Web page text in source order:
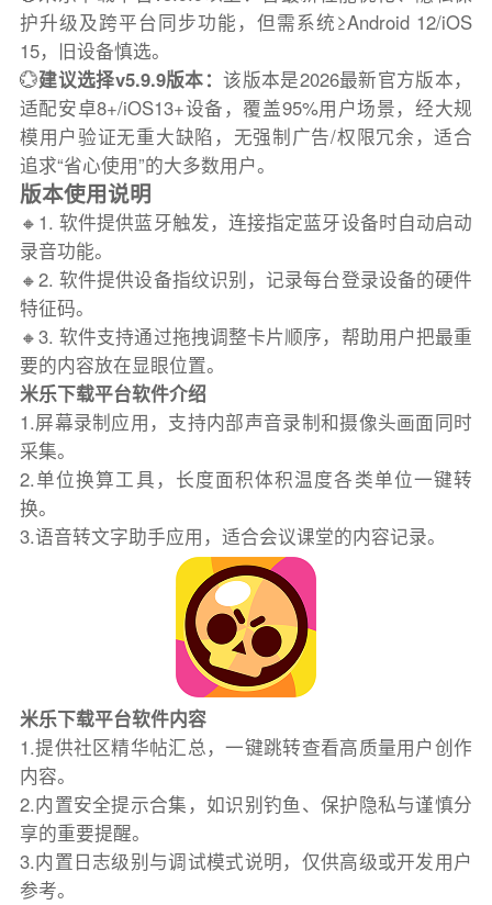
护升级及跨平台同步功能，但需系统≥Android 12/iOS
15，旧设备慎选。
💮建议选择v5.9.9版本：该版本是2026最新官方版本，
适配安卓8+/iOS13+设备，覆盖95%用户场景，经大规
模用户验证无重大缺陷，无强制广告/权限冗余，适合
追求“省心使用”的大多数用户。
版本使用说明
🔸1. 软件提供蓝牙触发，连接指定蓝牙设备时自动启动
录音功能。
🔸2. 软件提供设备指纹识别，记录每台登录设备的硬件
特征码。
🔸3. 软件支持通过拖拽调整卡片顺序，帮助用户把最重
要的内容放在显眼位置。
米乐下载平台软件介绍
1.屏幕录制应用，支持内部声音录制和摄像头画面同时
采集。
2.单位换算工具，长度面积体积温度各类单位一键转
换。
3.语音转文字助手应用，适合会议课堂的内容记录。
米乐下载平台软件内容
1.提供社区精华帖汇总，一键跳转查看高质量用户创作
内容。
2.内置安全提示合集，如识别钓鱼、保护隐私与谨慎分
享的重要提醒。
3.内置日志级别与调试模式说明，仅供高级或开发用户
参考。